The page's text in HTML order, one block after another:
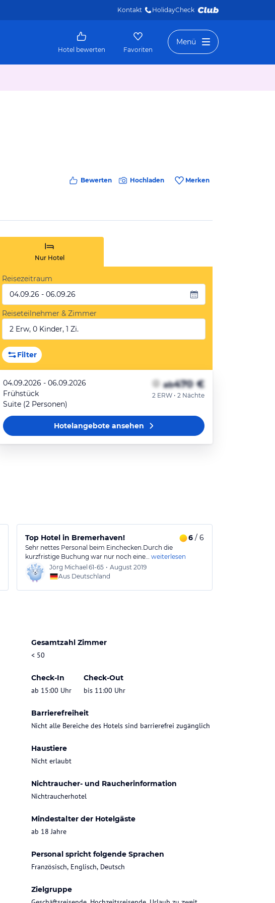
Kontakt HolidayCheck
Hotel bewerten Favoriten
Menü
Bewerten Hochladen Merken
Nur Hotel
Reisezeitraum
04.09.26 - 06.09.26
Reiseteilnehmer & Zimmer
2 Erw, 0 Kinder, 1 Zi.
Filter
04.09.2026 - 06.09.2026
Frühstück
Suite (2 Personen)
ab470 €
2 ERW • 2 Nächte
Hotelangeboteansehen
Top Hotel in Bremerhaven! 6/ 6
Sehr nettes Personal beim Einchecken.Durch die
kurzfristige Buchung war nur noch eine… weiterlesen
Jörg Michael 61-65 • August 2019
Aus Deutschland
Gesamtzahl Zimmer
< 50
Check-In
ab 15:00 Uhr
Check-Out
bis 11:00 Uhr
Barrierefreiheit
Nicht alle Bereiche des Hotels sind barrierefrei zugänglich
Haustiere
Nicht erlaubt
Nichtraucher- und Raucherinformation
Nichtraucherhotel
Mindestalter der Hotelgäste
ab 18 Jahre
Personal spricht folgende Sprachen
Französisch, Englisch, Deutsch
Zielgruppe